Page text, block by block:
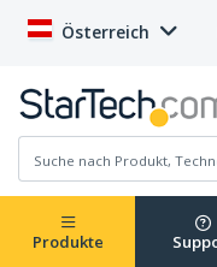
Österreich
Produkte